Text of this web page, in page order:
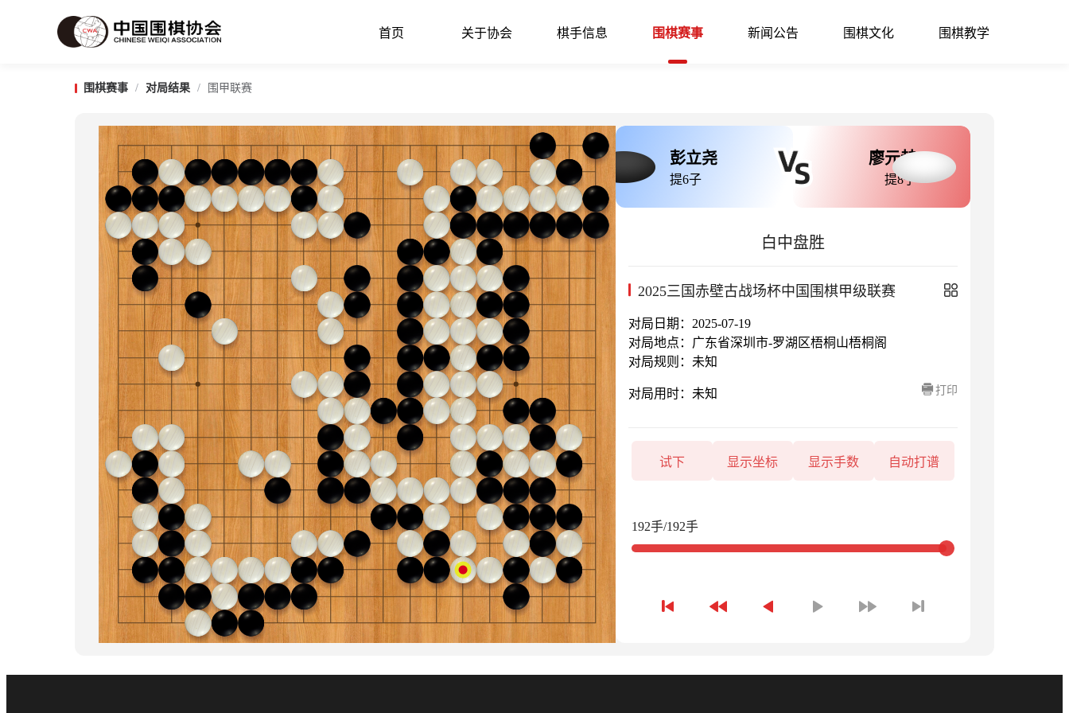
首页 关于协会 棋手信息 围棋赛事 新闻公告 围棋文化 围棋教学
围棋赛事 / 对局结果 / 围甲联赛
彭立尧
提6子
廖元赫
提8子
白中盘胜
2025三国赤壁古战场杯中国围棋甲级联赛
对局日期：2025-07-19
对局地点：广东省深圳市-罗湖区梧桐山梧桐阁
对局规则：未知
对局用时：未知 打印
试下 显示坐标 显示手数 自动打谱
192手/192手